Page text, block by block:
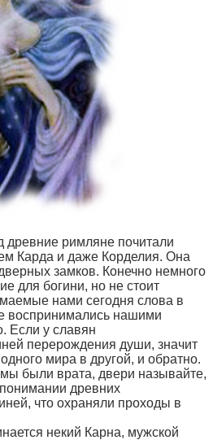
древние римляне почитали
Карда и даже Корделия. Она
замков. Конечно немного
для богини, но не стоит
нами сегодня слова в
воспринимались нашими
Если у славян
перерождения души, значит
мира в другой, и обратно.
были врата, двери называйте,
древних
что охраняли проходы в
некий Карна, мужской